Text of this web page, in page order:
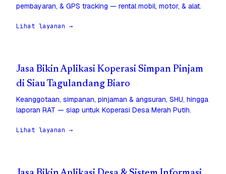
pembayaran, & GPS tracking — rental mobil, motor, & alat.
Lihat layanan →
Jasa Bikin Aplikasi Koperasi Simpan Pinjam
di Siau Tagulandang Biaro
Keanggotaan, simpanan, pinjaman & angsuran, SHU, hingga
laporan RAT — siap untuk Koperasi Desa Merah Putih.
Lihat layanan →